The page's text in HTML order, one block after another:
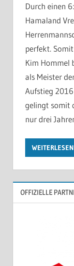
Durch einen
Hamaland
perfekt.
Kim Hommel
als Meister
Aufstieg
gelingt somit
nur drei
WEITERLESEN
OFFIZIELLE